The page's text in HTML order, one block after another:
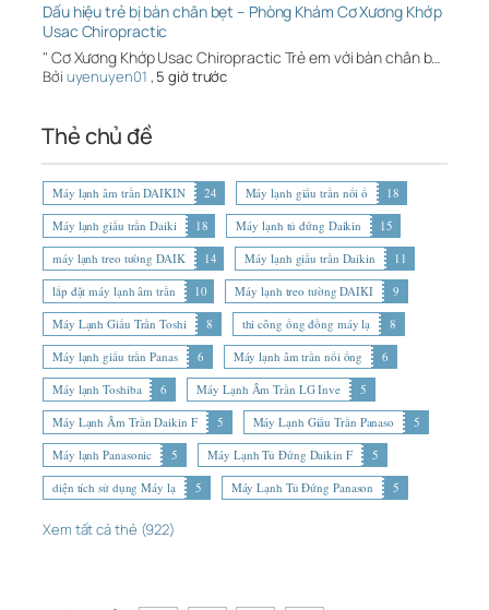
Dấu hiệu trẻ bị bàn chân bẹt – Phòng Khám Cơ Xương Khớp
Usac Chiropractic
" Cơ Xương Khớp Usac Chiropractic Trẻ em với bàn chân b…
Bởi uyenuyen01 , 5 giờ trước
Thẻ chủ đề
Máy lạnh âm trần DAIKIN 24 Máy lạnh giấu trần nối ố
18
Máy lạnh giấu trần Daiki
18 Máy lạnh tủ đứng Daikin
15
máy lạnh treo tường DAIK
14 Máy lạnh giấu trần Daikin
11
lắp đặt máy lạnh âm trần
10 Máy lạnh treo tường DAIKI
9
Máy Lạnh Giấu Trần Toshi
8 thi công ống đồng máy lạ
8
Máy lạnh giấu trần Panas
6 Máy lạnh âm trần nối ống
6
Máy lạnh Toshiba
6 Máy Lạnh Âm Trần LG Inve
5
Máy Lạnh Âm Trần Daikin F
5 Máy Lạnh Giấu Trần Panaso
5
Máy lạnh Panasonic
5 Máy Lạnh Tủ Đứng Daikin F
5
diện tích sử dụng Máy lạ
5 Máy Lạnh Tủ Đứng Panason 5
Xem tất cả thẻ (922)